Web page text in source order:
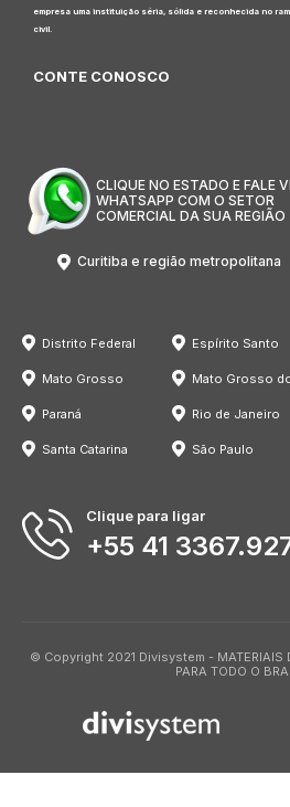
empresa uma instituição séria, sólida e reconhecida no
civil.
CONTE CONOSCO
CLIQUE NO ESTADO E FALE
WHATSAPP COM O SETOR
COMERCIAL DA SUA REGIÃO
Curitiba e região metropolitana
Distrito Federal Espírito Santo
Mato Grosso Mato Grosso
Paraná Rio de Janeiro
Santa Catarina São Paulo
Clique para ligar
+55 41
© Copyright 2021 Divisystem - MATERIAIS
PARA TODO O